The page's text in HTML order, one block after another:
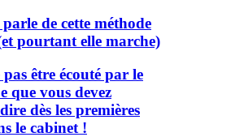
de cette méthode
pourtant elle marche)
être écouté par le
que vous devez
dès les premières
le cabinet !